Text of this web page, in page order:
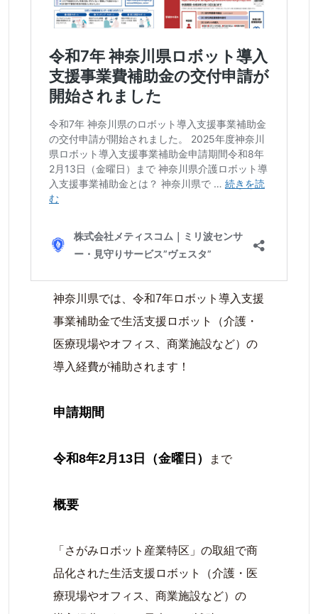
神奈川県では、令和7年ロボット導入支援
事業補助金で生活支援ロボット（介護・
医療現場やオフィス、商業施設など）の
導入経費が補助されます！
申請期間
令和8年2月13日（金曜日） まで
概要
「さがみロボット産業特区」の取組で商
品化された生活支援ロボット（介護・医
療現場やオフィス、商業施設など）の